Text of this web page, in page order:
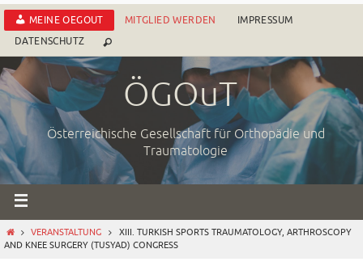
Zum
Inhalt
springen
MEINE OEGOUT MITGLIED WERDEN
IMPRESSUM
DATENSCHUTZ
ÖGOuT
Österreichische Gesellschaft für Orthopädie und
Traumatologie
STARTVERANSTALTUNG
XIII. TURKISH SPORTS TRAUMATOLOGY, ARTHROSCOPY
AND KNEE SURGERY (TUSYAD) CONGRESS